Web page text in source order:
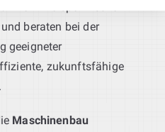
beraten bei der
geeigneter
zukunftsfähige
Maschinenbau